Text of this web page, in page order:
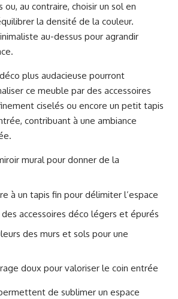
ou, au contraire, choisir un sol en
la densité de la couleur.
au-dessus pour agrandir
plus audacieuse pourront
ce meuble par des accessoires
ciselés ou encore un petit tapis
contribuant à une ambiance
mural pour donner de la
à un tapis fin pour délimiter l’espace
accessoires déco légers et épurés
des murs et sols pour une
doux pour valoriser le coin entrée
de sublimer un espace